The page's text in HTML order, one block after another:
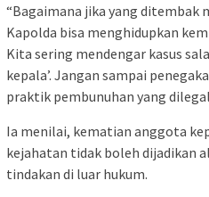
“Bagaimana jika yang ditembak
Kapolda bisa menghidupkan
Kita sering mendengar kasus
kepala’. Jangan sampai
praktik pembunuhan yang
Ia menilai, kematian anggota
kejahatan tidak boleh dijadikan
tindakan di luar hukum.